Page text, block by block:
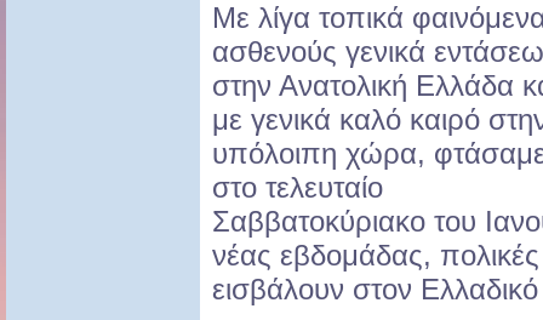
Με λίγα τοπικά
ασθενούς γενικά
στην Ανατολική Ελλάδα
με γενικά καλό καιρό
υπόλοιπη χώρα,
στο τελευταίο
Σαββατοκύριακο του
νέας εβδομάδας,
εισβάλουν στον